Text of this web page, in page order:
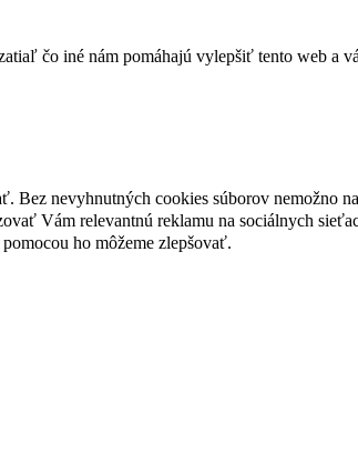
čo iné nám pomáhajú vylepšiť tento web a
Bez nevyhnutných cookies súborov nemožno
Vám relevantnú reklamu na sociálnych
ho môžeme zlepšovať.